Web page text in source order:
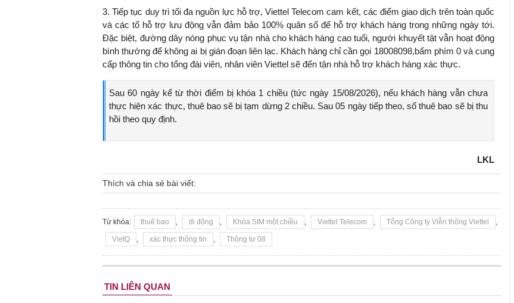
3. Tiếp tục duy trì tối đa nguồn lực hỗ trợ, Viettel Telecom cam kết, các điểm giao dịch trên toàn quốc
và các tổ hỗ trợ lưu động vẫn đảm bảo 100% quân số để hỗ trợ khách hàng trong những ngày tới.
Đặc biệt, đường dây nóng phục vụ tận nhà cho khách hàng cao tuổi, người khuyết tật vẫn hoạt động
bình thường để không ai bị gián đoạn liên lạc. Khách hàng chỉ cần gọi 18008098,bấm phím 0 và cung
cấp thông tin cho tổng đài viên, nhân viên Viettel sẽ đến tận nhà hỗ trợ khách hàng xác thực.
Sau 60 ngày kể từ thời điểm bị khóa 1 chiều (tức ngày 15/08/2026), nếu khách hàng vẫn chưa
thực hiện xác thực, thuê bao sẽ bị tạm dừng 2 chiều. Sau 05 ngày tiếp theo, số thuê bao sẽ bị thu
hồi theo quy định.
LKL
Thích và chia sẻ bài viết:
Từ khóa: thuê bao , di động , Khóa SIM một chiều , Viettel Telecom , Tổng Công ty Viễn thông Viettel ,
VietQ , xác thực thông tin , Thông tư 08
TIN LIÊN QUAN
TS. Nguyễn Đức Độ - Phó Viện trưởng
Viện Kinh tế Tài chính
ngay từ bây giờ và trên thực tế
đang được tiến hành như tăng
khuyến khích đổi mới sáng tạo,
sách tài khóa không chỉ mang ý
nghĩa hỗ trợ ngắn hạn mà còn